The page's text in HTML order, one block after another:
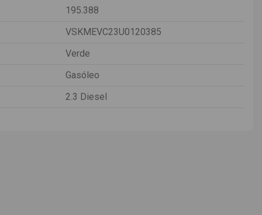
195.388
VSKMEVC23U0120385
Verde
Gasóleo
2.3 Diesel